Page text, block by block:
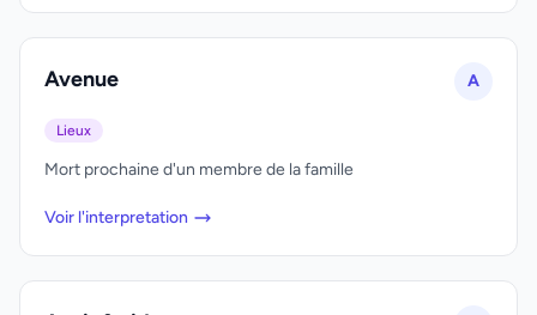
Avenue A
Lieux
Mort prochaine d'un membre de la famille
Voir l'interpretation